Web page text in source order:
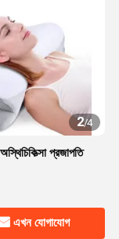
2/4
প্রজাপতি
এখন যোগাযোগ